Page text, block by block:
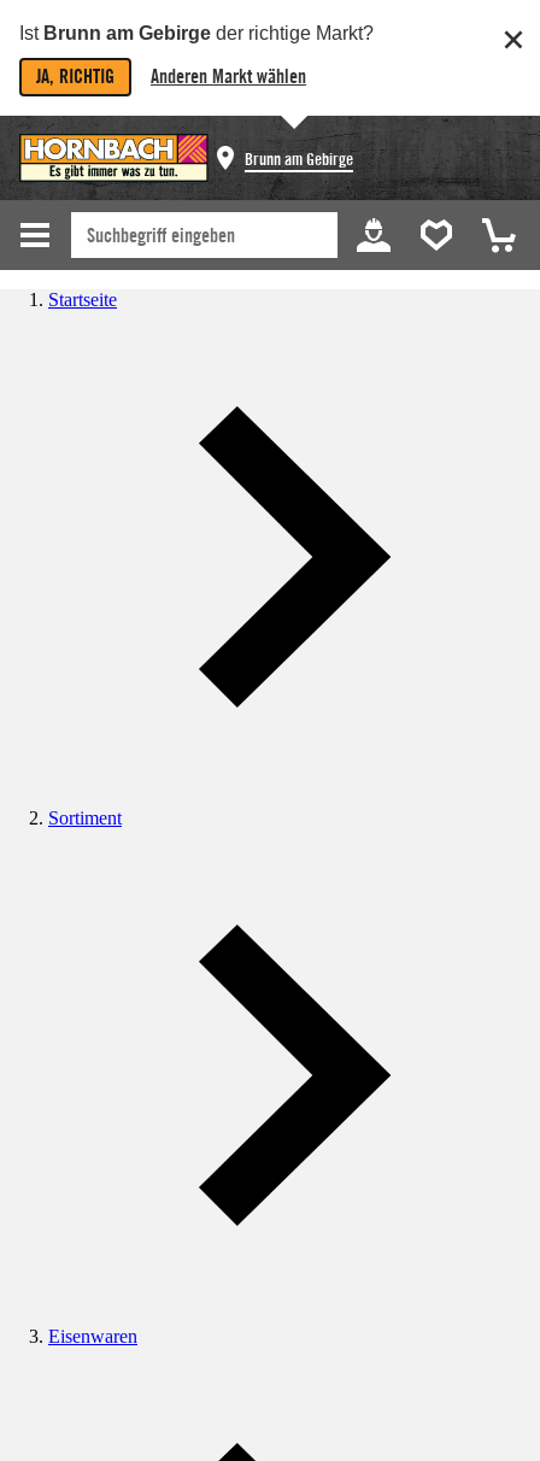
Ist Brunn am Gebirge der richtige Markt?
JA, RICHTIG Anderen Markt wählen
Brunn am Gebirge
Startseite
Sortiment
Eisenwaren